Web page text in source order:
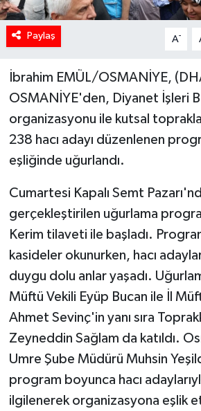
Paylaş A-
İbrahim EMÜL/OSMANİYE,
OSMANİYE'den, Diyanet İşleri
organizasyonu ile kutsal
238 hacı adayı düzenlenen
eşliğinde uğurlandı.
Cumartesi Kapalı Semt
gerçekleştirilen uğurlama
Kerim tilaveti ile başladı.
kasideler okunurken, hacı
duygu dolu anlar yaşadı.
Müftü Vekili Eyüp Bucan ile İl
Ahmet Sevinç'in yanı sıra
Zeyneddin Sağlam da katıldı.
Umre Şube Müdürü Muhsin
program boyunca hacı
ilgilenerek organizasyona eşlik